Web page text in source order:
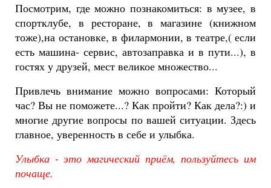
Посмотрим, где можно познакомиться: в музее, в
спортклубе, в ресторане, в магазине (книжном
тоже),на остановке, в филармонии, в театре,( если
есть машина- сервис, автозаправка и в пути...), в
гостях у друзей, мест великое множество...
Привлечь внимание можно вопросами: Который
час? Вы не поможете...? Как пройти? Как дела?:) и
многие другие вопросы по вашей ситуации. Здесь
главное, уверенность в себе и улыбка.
Улыбка - это магический приём, пользуйтесь им
почаще.